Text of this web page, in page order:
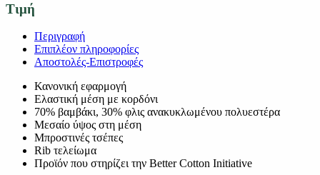
Τιμή
Περιγραφή
Επιπλέον πληροφορίες
Αποστολές-Επιστροφές
Κανονική εφαρμογή
Ελαστική μέση με κορδόνι
70% βαμβάκι, 30% φλις ανακυκλωμένου πολυεστέρα
Μεσαίο ύψος στη μέση
Μπροστινές τσέπες
Rib τελείωμα
Προϊόν που στηρίζει την Better Cotton Initiative